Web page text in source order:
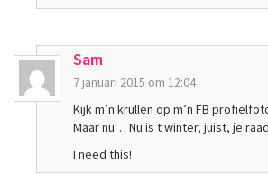
Sam
7 januari 2015 om 12:04
Kijk m’n krullen op m’n FB
Maar nu… Nu is t winter, juist, je
I need this!